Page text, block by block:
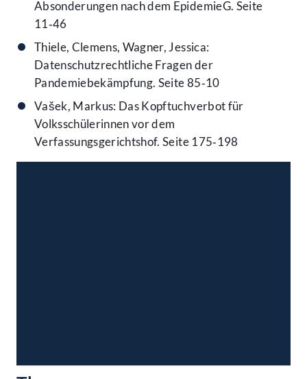
Absonderungen nach dem EpidemieG. Seite
11‑46
Thiele, Clemens, Wagner, Jessica:
Datenschutzrechtliche Fragen der
Pandemiebekämpfung. Seite 85‑10
Vašek, Markus: Das Kopftuchverbot für
Volksschülerinnen vor dem
Verfassungsgerichtshof. Seite 175‑198